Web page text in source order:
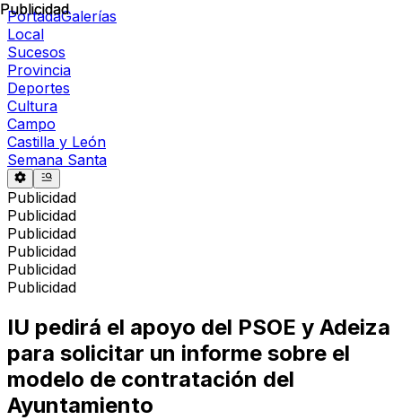
PortadaGalerías
Local
Sucesos
Provincia
Deportes
Cultura
Campo
Castilla y León
Semana Santa
Publicidad
Publicidad
Publicidad
Publicidad
Publicidad
Publicidad
Publicidad
IU pedirá el apoyo del PSOE y Adeiza
para solicitar un informe sobre el
modelo de contratación del
Ayuntamiento
Publicidad